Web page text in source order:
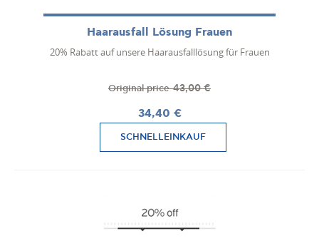
Haarausfall Lösung Frauen
20% Rabatt auf unsere Haarausfalllösung für Frauen
Original price43,00 €
34,40 €
SCHNELLEINKAUF